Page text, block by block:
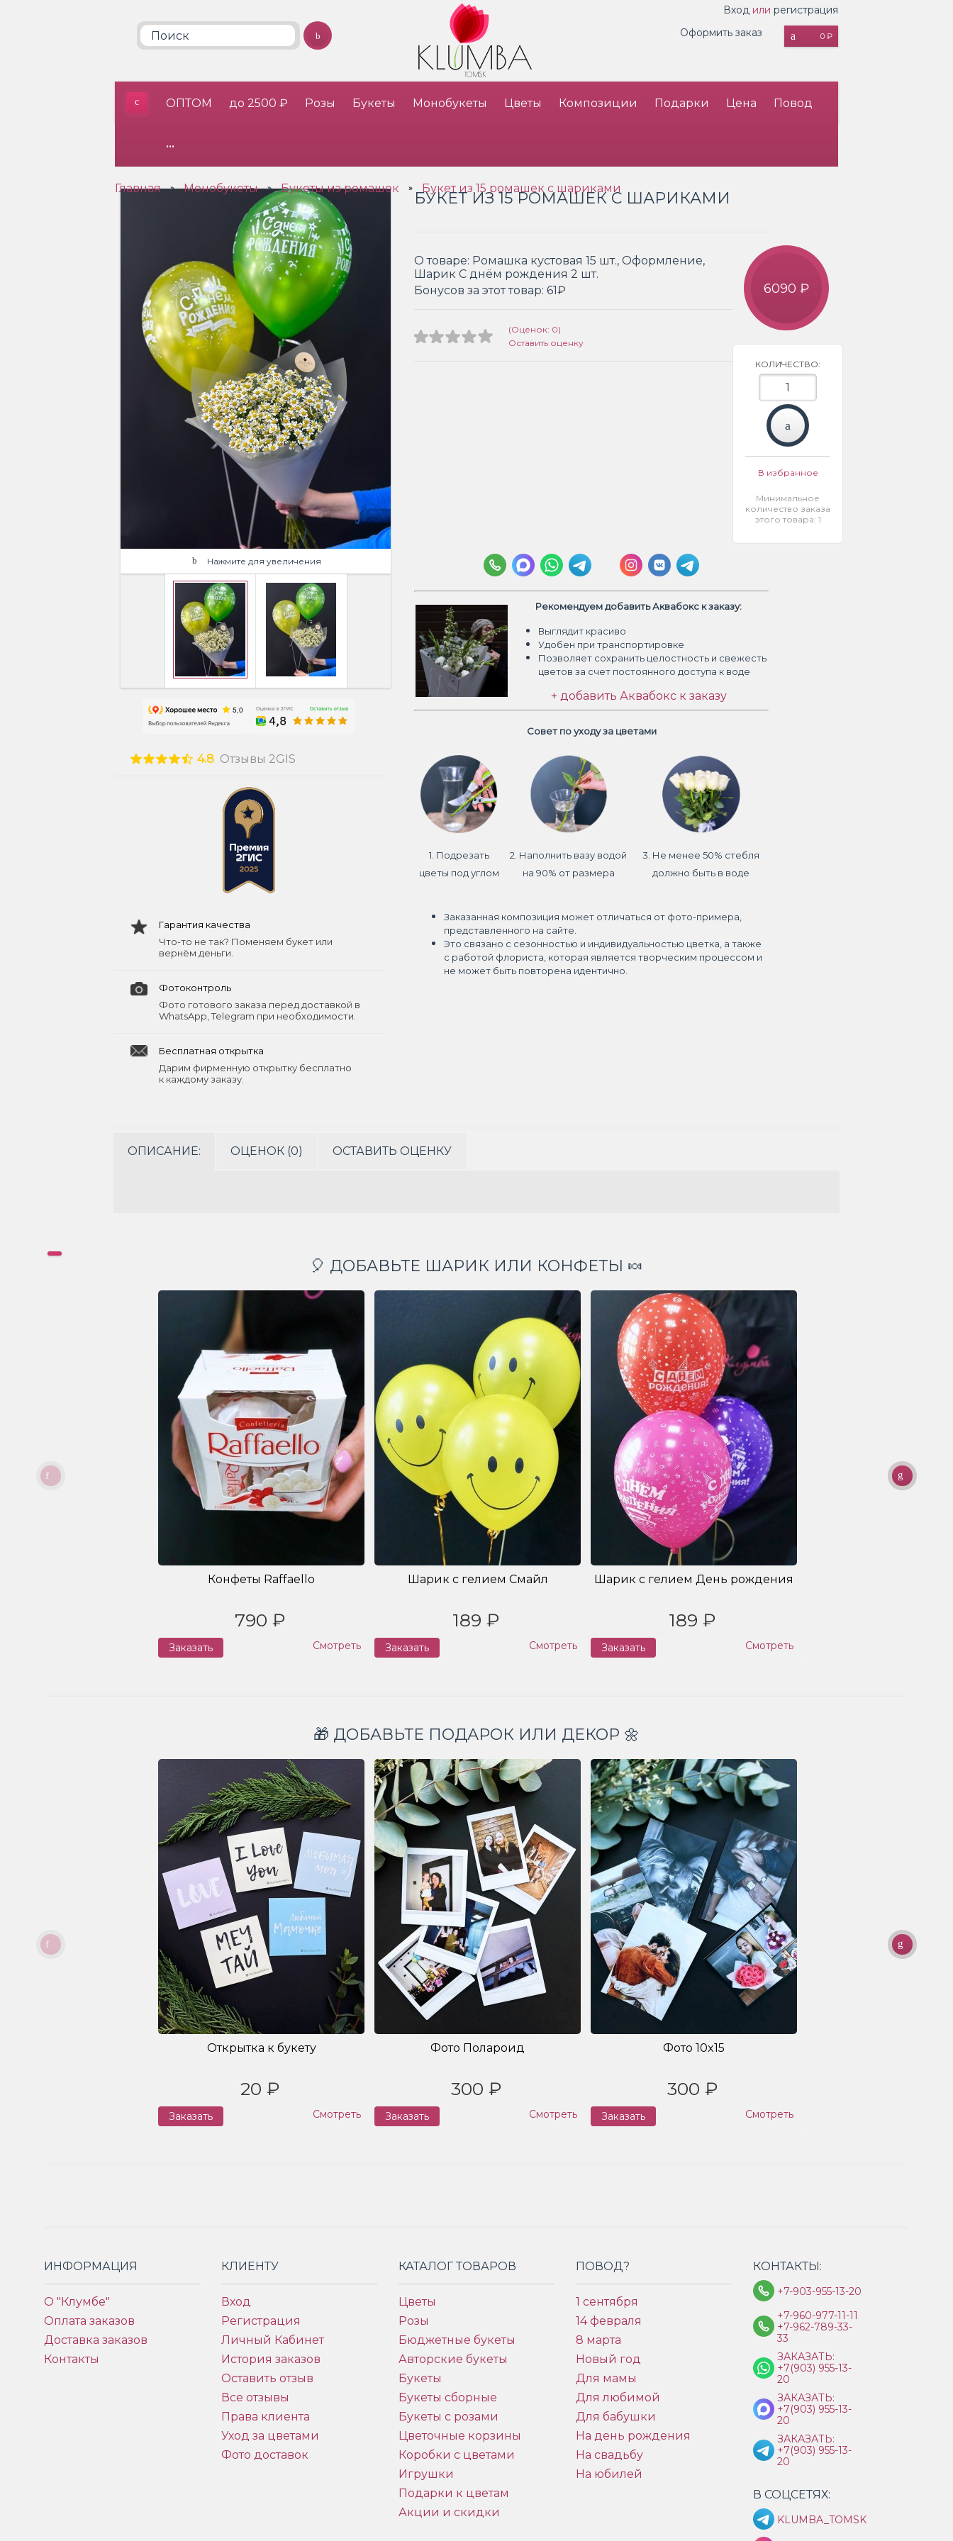
Вход или регистрация
0 ₽
Оформить заказ
ОПТОМ до 2500 ₽ Розы Букеты Монобукеты Цветы Композиции Подарки Цена Повод
•••
Главная » Монобукеты » Букеты из ромашек » Букет из 15 ромашек с шариками
Нажмите для увеличения
4.8 Отзывы 2GIS
Гарантия качества
Что-то не так? Поменяем букет или
вернём деньги.
Фотоконтроль
Фото готового заказа перед доставкой в
WhatsApp, Telegram при необходимости.
Бесплатная открытка
Дарим фирменную открытку бесплатно
к каждому заказу.
БУКЕТ ИЗ 15 РОМАШЕК С ШАРИКАМИ
О товаре: Ромашка кустовая 15 шт., Оформление,
Шарик С днём рождения 2 шт.
Бонусов за этот товар: 61₽
(Оценок: 0)
Оставить оценку
6090 ₽
КОЛИЧЕСТВО:
В избранное
Минимальное
количество заказа
этого товара: 1
Рекомендуем добавить Аквабокс к заказу:
Выглядит красиво
Удобен при транспортировке
Позволяет сохранить целостность и свежесть
цветов за счет постоянного доступа к воде
+ добавить Аквабокс к заказу
Совет по уходу за цветами
1. Подрезать
цветы под углом
2. Наполнить вазу водой
на 90% от размера
3. Не менее 50% стебля
должно быть в воде
Заказанная композиция может отличаться от фото-примера,
представленного на сайте.
Это связано с сезонностью и индивидуальностью цветка, а также
с работой флориста, которая является творческим процессом и
не может быть повторена идентично.
ОПИСАНИЕ: ОЦЕНОК (0) ОСТАВИТЬ ОЦЕНКУ
🎈 ДОБАВЬТЕ ШАРИК ИЛИ КОНФЕТЫ 🍬
Конфеты Raffaello
790 ₽
Заказать Смотреть
Шарик с гелием Смайл
189 ₽
Заказать Смотреть
Шарик с гелием День рождения
189 ₽
Заказать Смотреть
🎁 ДОБАВЬТЕ ПОДАРОК ИЛИ ДЕКОР 🌼
Открытка к букету
20 ₽
Заказать Смотреть
Фото Полароид
300 ₽
Заказать Смотреть
Фото 10x15
300 ₽
Заказать Смотреть
ИНФОРМАЦИЯ
О "Клумбе"
Оплата заказов
Доставка заказов
Контакты
КЛИЕНТУ
Вход
Регистрация
Личный Кабинет
История заказов
Оставить отзыв
Все отзывы
Права клиента
Уход за цветами
Фото доставок
КАТАЛОГ ТОВАРОВ
Цветы
Розы
Бюджетные букеты
Авторские букеты
Букеты
Букеты сборные
Букеты с розами
Цветочные корзины
Коробки с цветами
Игрушки
Подарки к цветам
Акции и скидки
ПОВОД?
1 сентября
14 февраля
8 марта
Новый год
Для мамы
Для любимой
Для бабушки
На день рождения
На свадьбу
На юбилей
КОНТАКТЫ:
+7-903-955-13-20
+7-960-977-11-11
+7-962-789-33-
33
ЗАКАЗАТЬ:
+7(903) 955-13-
20
ЗАКАЗАТЬ:
+7(903) 955-13-
20
ЗАКАЗАТЬ:
+7(903) 955-13-
20
В СОЦСЕТЯХ:
KLUMBA_TOMSK